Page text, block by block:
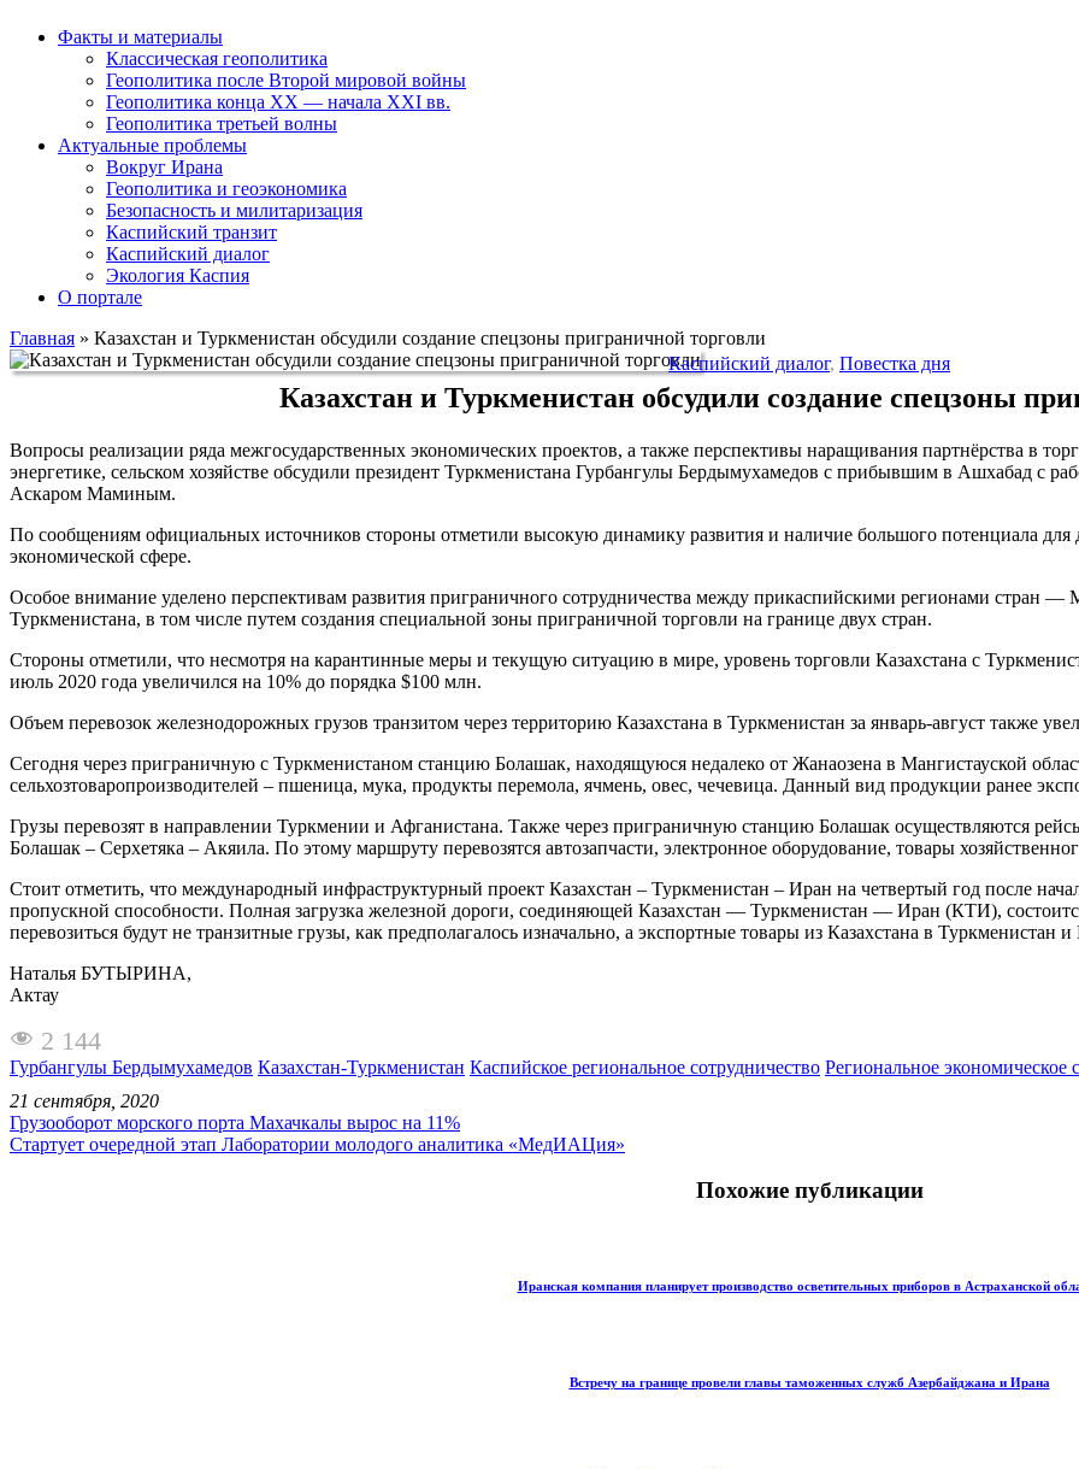
Факты и материалы
Классическая геополитика
Геополитика после Второй мировой войны
Геополитика конца XX — начала XXI вв.
Геополитика третьей волны
Актуальные проблемы
Вокруг Ирана
Геополитика и геоэкономика
Безопасность и милитаризация
Каспийский транзит
Каспийский диалог
Экология Каспия
О портале
Главная » Казахстан и Туркменистан обсудили создание спецзоны приграничной торговли
Каспийский диалог, Повестка дня
Казахстан и Туркменистан обсудили создание спецзоны
Вопросы реализации ряда межгосударственных экономических проектов, а также перспективы наращивания партнёрства в
энергетике, сельском хозяйстве обсудили президент Туркменистана Гурбангулы Бердымухамедов с прибывшим в Ашхабад с
Аскаром Маминым.
По сообщениям официальных источников стороны отметили высокую динамику развития и наличие большого потенциала для
экономической сфере.
Особое внимание уделено перспективам развития приграничного сотрудничества между прикаспийскими регионами стран —
Туркменистана, в том числе путем создания специальной зоны приграничной торговли на границе двух стран.
Стороны отметили, что несмотря на карантинные меры и текущую ситуацию в мире, уровень торговли Казахстана с
июль 2020 года увеличился на 10% до порядка $100 млн.
Объем перевозок железнодорожных грузов транзитом через территорию Казахстана в Туркменистан за январь-август также
Сегодня через приграничную с Туркменистаном станцию Болашак, находящуюся недалеко от Жанаозена в Мангистауской
сельхозтоваропроизводителей – пшеница, мука, продукты перемола, ячмень, овес, чечевица. Данный вид продукции ранее
Грузы перевозят в направлении Туркмении и Афганистана. Также через приграничную станцию Болашак осуществляются
Болашак – Серхетяка – Акяила. По этому маршруту перевозятся автозапчасти, электронное оборудование, товары
Стоит отметить, что международный инфраструктурный проект Казахстан – Туркменистан – Иран на четвертый год после
пропускной способности. Полная загрузка железной дороги, соединяющей Казахстан — Туркменистан — Иран (КТИ),
перевозиться будут не транзитные грузы, как предполагалось изначально, а экспортные товары из Казахстана в Туркменистан
Наталья БУТЫРИНА,
Актау
2 144
Гурбангулы Бердымухамедов Казахстан-Туркменистан Каспийское региональное сотрудничество Региональное экономическое
21 сентября, 2020
Грузооборот морского порта Махачкалы вырос на 11%
Стартует очередной этап Лаборатории молодого аналитика «МедИАЦия»
Похожие публикации
Иранская компания планирует производство осветительных приборов в Астраханской
Встречу на границе провели главы таможенных служб Азербайджана и Ирана